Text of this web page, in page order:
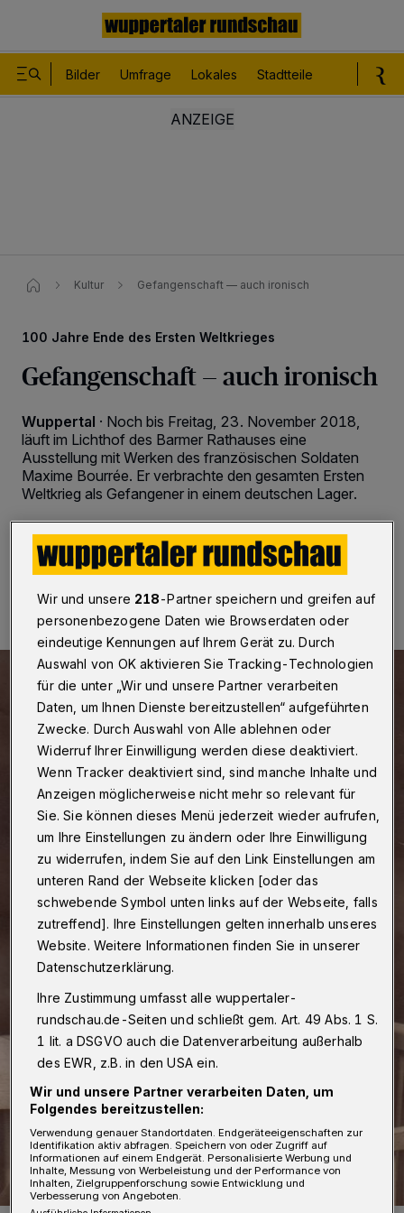
Bilder Umfrage Lokales Stadtteile
Kultur Gefangenschaft — auch ironisch
100 Jahre Ende des Ersten Weltkrieges
Gefangenschaft — auch ironisch
Wuppertal · Noch bis Freitag, 23. November 2018,
läuft im Lichthof des Barmer Rathauses eine
Ausstellung mit Werken des französischen Soldaten
Maxime Bourrée. Er verbrachte den gesamten Ersten
Weltkrieg als Gefangener in einem deutschen Lager.
14.11.2018 , 15:49 Uhr Eine Minute Lesezeit
Wir und unsere 218-Partner speichern und greifen auf
personenbezogene Daten wie Browserdaten oder
eindeutige Kennungen auf Ihrem Gerät zu. Durch
Auswahl von OK aktivieren Sie Tracking-Technologien
für die unter „Wir und unsere Partner verarbeiten
Daten, um Ihnen Dienste bereitzustellen“ aufgeführten
Zwecke. Durch Auswahl von Alle ablehnen oder
Widerruf Ihrer Einwilligung werden diese deaktiviert.
Wenn Tracker deaktiviert sind, sind manche Inhalte und
Anzeigen möglicherweise nicht mehr so relevant für
Sie. Sie können dieses Menü jederzeit wieder aufrufen,
um Ihre Einstellungen zu ändern oder Ihre Einwilligung
zu widerrufen, indem Sie auf den Link Einstellungen am
unteren Rand der Webseite klicken [oder das
schwebende Symbol unten links auf der Webseite, falls
zutreffend]. Ihre Einstellungen gelten innerhalb unseres
Website. Weitere Informationen finden Sie in unserer
Datenschutzerklärung.
Ihre Zustimmung umfasst alle wuppertaler-
rundschau.de-Seiten und schließt gem. Art. 49 Abs. 1 S.
1 lit. a DSGVO auch die Datenverarbeitung außerhalb
des EWR, z.B. in den USA ein.
Wir und unsere Partner verarbeiten Daten, um
Folgendes bereitzustellen:
Verwendung genauer Standortdaten. Endgeräteeigenschaften zur
Identifikation aktiv abfragen. Speichern von oder Zugriff auf
Informationen auf einem Endgerät. Personalisierte Werbung und
Inhalte, Messung von Werbeleistung und der Performance von
Inhalten, Zielgruppenforschung sowie Entwicklung und
Verbesserung von Angeboten.